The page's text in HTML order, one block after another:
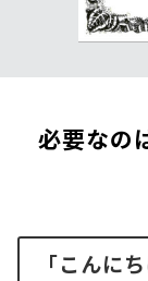
必要なの
「こんに